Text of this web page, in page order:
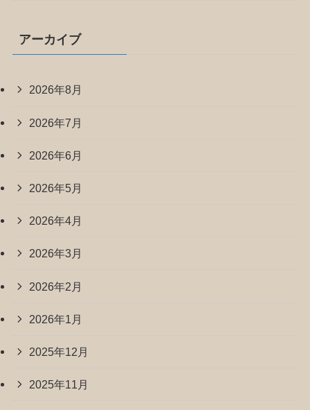
アーカイブ
2026年8月
2026年7月
2026年6月
2026年5月
2026年4月
2026年3月
2026年2月
2026年1月
2025年12月
2025年11月